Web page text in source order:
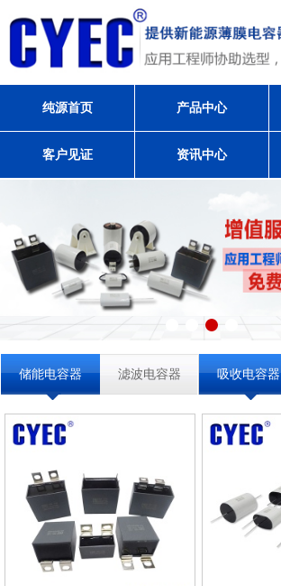
纯源首页 产品中心
客户见证 资讯中心
储能电容器 滤波电容器 吸收电容器